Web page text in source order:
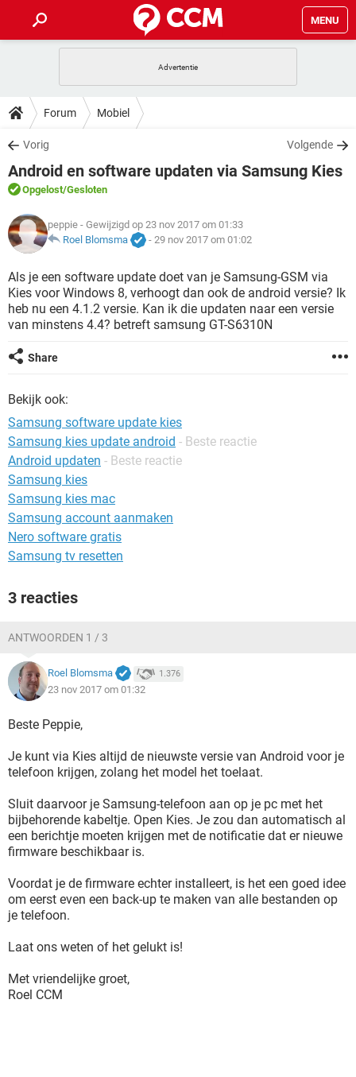
MENU
INSTAGRAM
NETFLIX
GRATIS SNAPCHAT
TIKTOK
HOW-TO
VIDEOBELLEN
NETFLIX
GRATIS
TIKTOK
DOWNLOADS
VIDEOBELLEN GAMES
INSTAGRAM
NETFLIX CORONAVIRUS
GRATIS
TIKTOK
FORUM
VIDEOBELLEN
INSTAGRAM WINDOWS 10
GRATIS SNAPCHAT
TIKTOK
ARTIKELEN
VIDEOBELLEN
INSTAGRAM WINDOWS 10
NETFLIX CORONAVIRUS
SNAPCHAT
TIKTOK
Forum Mobiel
Vorig Volgende
Android en software updaten via Samsung Kies
Opgelost/Gesloten
peppie - Gewijzigd op 23 nov 2017 om 01:33
Roel Blomsma
- 29 nov 2017 om 01:02
Als je een software update doet van je Samsung-GSM via
Kies voor Windows 8, verhoogt dan ook de android versie? Ik
heb nu een 4.1.2 versie. Kan ik die updaten naar een versie
van minstens 4.4? betreft samsung GT-S6310N
Share
Bekijk ook:
Samsung software update kies
Samsung kies update android - Beste reactie
Android updaten - Beste reactie
Samsung kies
Samsung kies mac
Samsung account aanmaken
Nero software gratis
Samsung tv resetten
3 reacties
ANTWOORDEN 1 / 3
Roel Blomsma 1.376
23 nov 2017 om 01:32
Beste Peppie,
Je kunt via Kies altijd de nieuwste versie van Android voor je
telefoon krijgen, zolang het model het toelaat.
Sluit daarvoor je Samsung-telefoon aan op je pc met het
bijbehorende kabeltje. Open Kies. Je zou dan automatisch al
een berichtje moeten krijgen met de notificatie dat er nieuwe
firmware beschikbaar is.
Voordat je de firmware echter installeert, is het een goed idee
om eerst even een back-up te maken van alle bestanden op
je telefoon.
Laat ons weten of het gelukt is!
Met vriendelijke groet,
Roel CCM